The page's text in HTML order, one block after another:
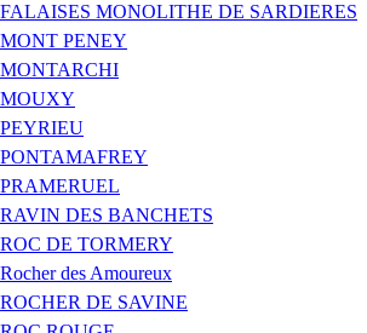
FALAISES MONOLITHE DE SARDIERES
MONT PENEY
MONTARCHI
MOUXY
PEYRIEU
PONTAMAFREY
PRAMERUEL
RAVIN DES BANCHETS
ROC DE TORMERY
Rocher des Amoureux
ROCHER DE SAVINE